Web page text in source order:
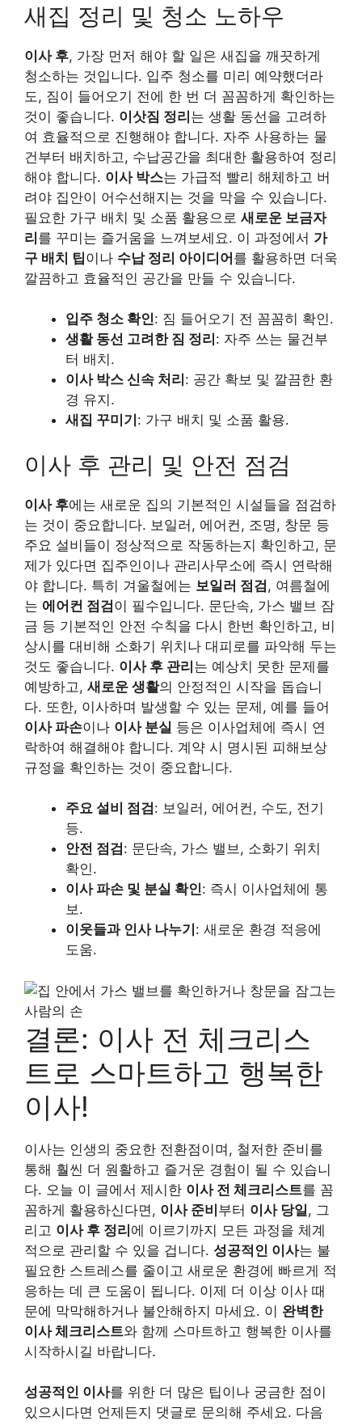
새집 정리 및 청소 노하우
이사 후, 가장 먼저 해야 할 일은 새집을 깨끗하게
청소하는 것입니다. 입주 청소를 미리 예약했더라
도, 짐이 들어오기 전에 한 번 더 꼼꼼하게 확인하는
것이 좋습니다. 이삿짐 정리는 생활 동선을 고려하
여 효율적으로 진행해야 합니다. 자주 사용하는 물
건부터 배치하고, 수납공간을 최대한 활용하여 정리
해야 합니다. 이사 박스는 가급적 빨리 해체하고 버
려야 집안이 어수선해지는 것을 막을 수 있습니다.
필요한 가구 배치 및 소품 활용으로 새로운 보금자
리를 꾸미는 즐거움을 느껴보세요. 이 과정에서 가
구 배치 팁이나 수납 정리 아이디어를 활용하면 더욱
깔끔하고 효율적인 공간을 만들 수 있습니다.
입주 청소 확인: 짐 들어오기 전 꼼꼼히 확인.
생활 동선 고려한 짐 정리 : 자주 쓰는 물건부
터 배치.
이사 박스 신속 처리 : 공간 확보 및 깔끔한 환
경 유지.
새집 꾸미기 : 가구 배치 및 소품 활용.
이사 후 관리 및 안전 점검
이사 후에는 새로운 집의 기본적인 시설들을 점검하
는 것이 중요합니다. 보일러, 에어컨, 조명, 창문 등
주요 설비들이 정상적으로 작동하는지 확인하고, 문
제가 있다면 집주인이나 관리사무소에 즉시 연락해
야 합니다. 특히 겨울철에는 보일러 점검, 여름철에
는 에어컨 점검이 필수입니다. 문단속, 가스 밸브 잠
금 등 기본적인 안전 수칙을 다시 한번 확인하고, 비
상시를 대비해 소화기 위치나 대피로를 파악해 두는
것도 좋습니다. 이사 후 관리는 예상치 못한 문제를
예방하고, 새로운 생활의 안정적인 시작을 돕습니
다. 또한, 이사하며 발생할 수 있는 문제, 예를 들어
이사 파손이나 이사 분실 등은 이사업체에 즉시 연
락하여 해결해야 합니다. 계약 시 명시된 피해보상
규정을 확인하는 것이 중요합니다.
주요 설비 점검 : 보일러, 에어컨, 수도, 전기
등.
안전 점검 : 문단속, 가스 밸브, 소화기 위치
확인.
이사 파손 및 분실 확인: 즉시 이사업체에 통
보.
이웃들과 인사 나누기 : 새로운 환경 적응에
도움.
결론: 이사 전 체크리스
트로 스마트하고 행복한
이사!
이사는 인생의 중요한 전환점이며, 철저한 준비를
통해 훨씬 더 원활하고 즐거운 경험이 될 수 있습니
다. 오늘 이 글에서 제시한 이사 전 체크리스트를 꼼
꼼하게 활용하신다면, 이사 준비부터 이사 당일, 그
리고 이사 후 정리에 이르기까지 모든 과정을 체계
적으로 관리할 수 있을 겁니다. 성공적인 이사는 불
필요한 스트레스를 줄이고 새로운 환경에 빠르게 적
응하는 데 큰 도움이 됩니다. 이제 더 이상 이사 때
문에 막막해하거나 불안해하지 마세요. 이 완벽한
이사 체크리스트와 함께 스마트하고 행복한 이사를
시작하시길 바랍니다.
성공적인 이사를 위한 더 많은 팁이나 궁금한 점이
있으시다면 언제든지 댓글로 문의해 주세요. 다음